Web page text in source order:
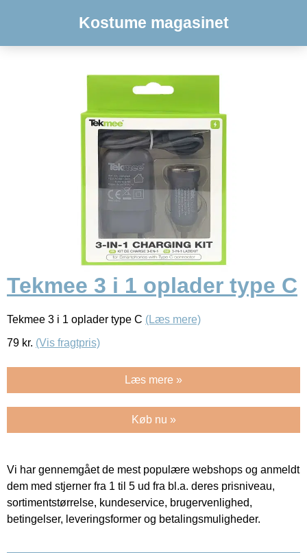
Kostume magasinet
Tekmee 3 i 1 oplader type C
Tekmee 3 i 1 oplader type C (Læs mere)
79 kr. (Vis fragtpris)
Læs mere »
Køb nu »
Vi har gennemgået de mest populære webshops og anmeldt
dem med stjerner fra 1 til 5 ud fra bl.a. deres prisniveau,
sortimentstørrelse, kundeservice, brugervenlighed,
betingelser, leveringsformer og betalingsmuligheder.